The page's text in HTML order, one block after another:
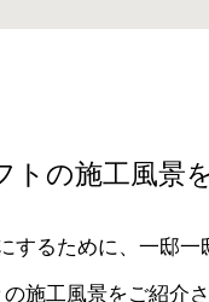
の施工風景
するために、一邸一
施工風景をご紹介